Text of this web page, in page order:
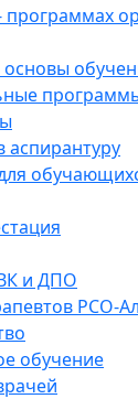
программах
аспирантуру
и ДПО
РСО-
обучение